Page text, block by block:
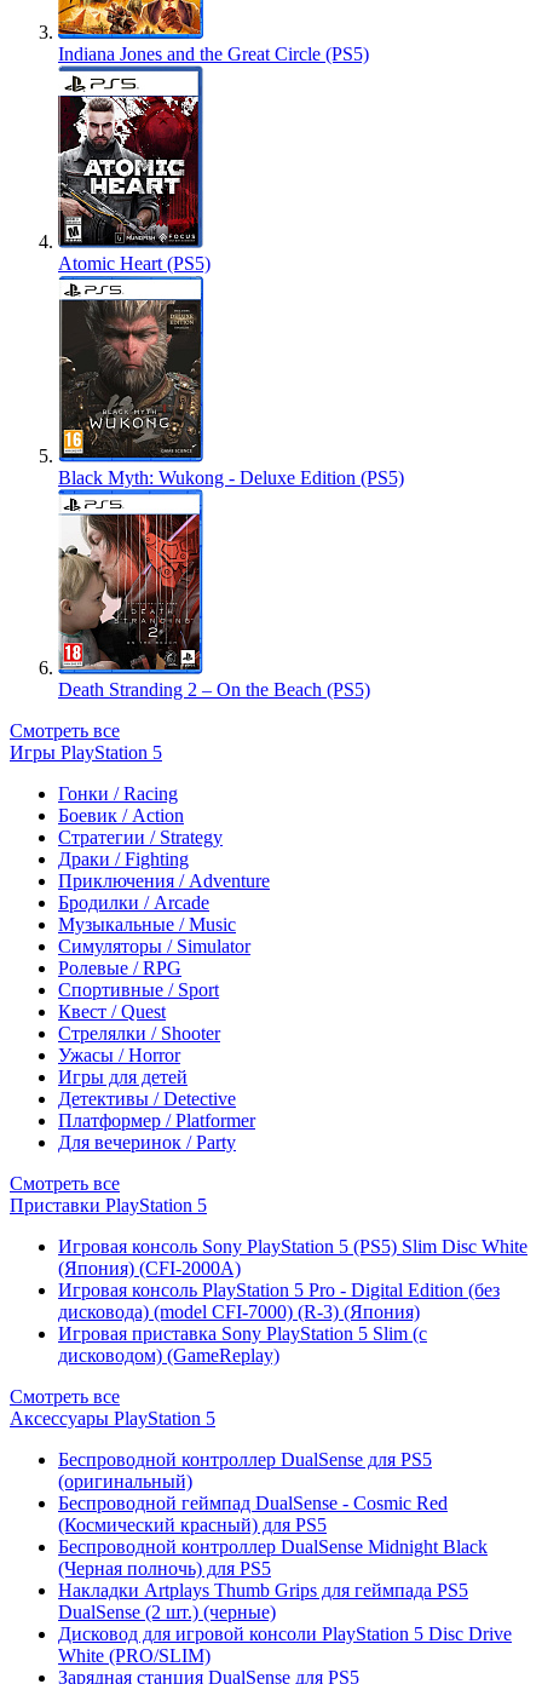
Indiana Jones and the Great Circle (PS5)
Atomic Heart (PS5)
Black Myth: Wukong - Deluxe Edition (PS5)
Death Stranding 2 – On the Beach (PS5)
Смотреть все
Игры PlayStation 5
Гонки / Racing
Боевик / Action
Стратегии / Strategy
Драки / Fighting
Приключения / Adventure
Бродилки / Arcade
Музыкальные / Music
Симуляторы / Simulator
Ролевые / RPG
Спортивные / Sport
Квест / Quest
Стрелялки / Shooter
Ужасы / Horror
Игры для детей
Детективы / Detective
Платформер / Platformer
Для вечеринок / Party
Смотреть все
Приставки PlayStation 5
Игровая консоль Sony PlayStation 5 (PS5) Slim Disc White
(Япония) (CFI-2000A)
Игровая консоль PlayStation 5 Pro - Digital Edition (без
дисковода) (model CFI-7000) (R-3) (Япония)
Игровая приставка Sony PlayStation 5 Slim (с
дисководом) (GameReplay)
Смотреть все
Аксессуары PlayStation 5
Беспроводной контроллер DualSense для PS5
(оригинальный)
Беспроводной геймпад DualSense - Cosmic Red
(Космический красный) для PS5
Беспроводной контроллер DualSense Midnight Black
(Черная полночь) для PS5
Накладки Artplays Thumb Grips для геймпада PS5
DualSense (2 шт.) (черные)
Дисковод для игровой консоли PlayStation 5 Disc Drive
White (PRO/SLIM)
Зарядная станция DualSense для PS5